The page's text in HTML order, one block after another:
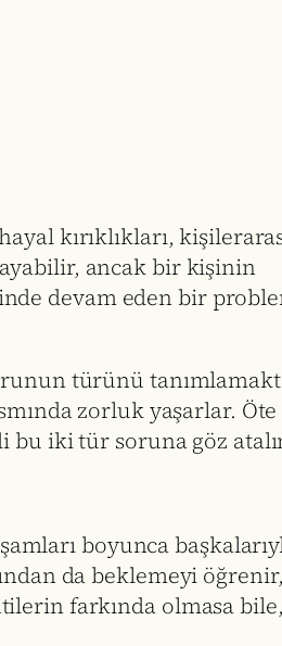
kırıklıkları,
ancak bir kişinin
devam eden bir
türünü
zorluk yaşarlar.
bu iki tür soruna göz
boyunca
da beklemeyi
farkında olmasa